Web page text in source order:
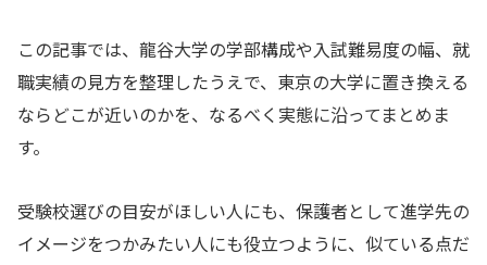
この記事では、龍谷大学の学部構成や入試難易度の幅、就
職実績の見方を整理したうえで、東京の大学に置き換える
ならどこが近いのかを、なるべく実態に沿ってまとめま
す。
受験校選びの目安がほしい人にも、保護者として進学先の
イメージをつかみたい人にも役立つように、似ている点だ